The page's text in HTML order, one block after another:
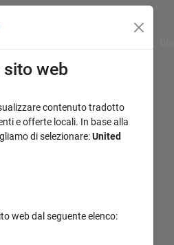
sito web
contenuto tradotto
e offerte locali. In base alla
di selezionare:United
web dal seguente elenco: